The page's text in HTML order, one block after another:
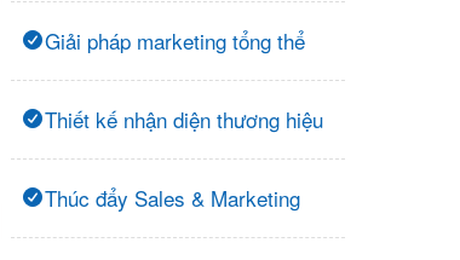
Giải pháp marketing tổng thể
Thiết kế nhận diện thương hiệu
Thúc đẩy Sales & Marketing